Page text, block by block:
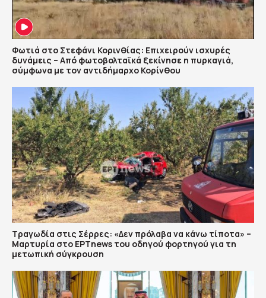
Φωτιά στο Στεφάνι Κορινθίας: Επιχειρούν ισχυρές
δυνάμεις – Από φωτοβολταϊκά ξεκίνησε η πυρκαγιά,
σύμφωνα με τον αντιδήμαρχο Κορίνθου
Τραγωδία στις Σέρρες: «Δεν πρόλαβα να κάνω τίποτα» –
Μαρτυρία στο ΕΡΤnews του οδηγού φορτηγού για τη
μετωπική σύγκρουση